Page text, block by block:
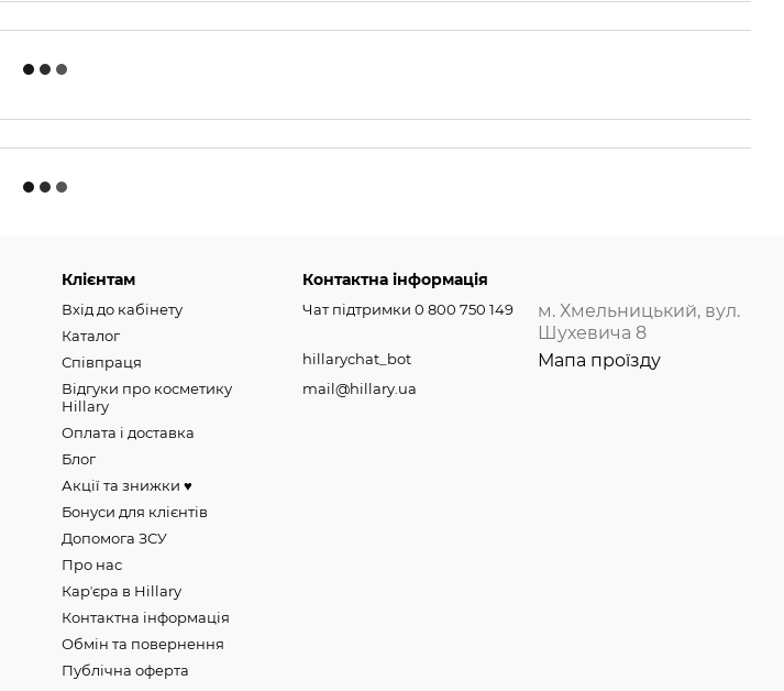
Клієнтам
Вхід до кабінету
Каталог
Співпраця
Відгуки про косметику
Hillary
Оплата і доставка
Блог
Акції та знижки ♥️
Бонуси для клієнтів
Допомога ЗСУ
Про нас
Карʼєра в Hillary
Контактна інформація
Обмін та повернення
Публічна оферта
Контактна інформація
Чат підтримки 0 800 750 149
hillarychat_bot
mail@hillary.ua
м. Хмельницький, вул.
Шухевича 8
Мапа проїзду